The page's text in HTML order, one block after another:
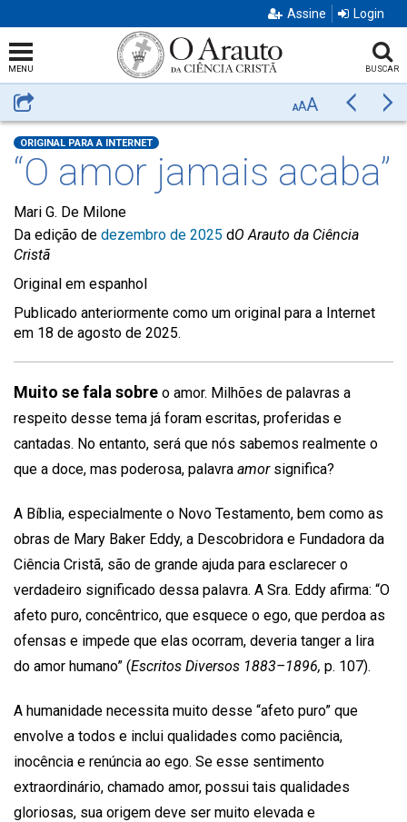
Assine Login
MENU BUSCAR
Compartilhar AAA Anterior
ORIGINAL PARA A INTERNET
“O amor jamais acaba”
Mari G. De Milone
Da edição de dezembro de 2025 dO Arauto da Ciência
Cristã
Original em espanhol
Publicado anteriormente como um original para a Internet
em 18 de agosto de 2025.
Muito se fala sobre o amor. Milhões de palavras a
respeito desse tema já foram escritas, proferidas e
cantadas. No entanto, será que nós sabemos realmente o
que a doce, mas poderosa, palavra amor significa?
A Bíblia, especialmente o Novo Testamento, bem como as
obras de Mary Baker Eddy, a Descobridora e Fundadora da
Ciência Cristã, são de grande ajuda para esclarecer o
verdadeiro significado dessa palavra. A Sra. Eddy afirma: “O
afeto puro, concêntrico, que esquece o ego, que perdoa as
ofensas e impede que elas ocorram, deveria tanger a lira
do amor humano” (Escritos Diversos 1883–1896, p. 107).
A humanidade necessita muito desse “afeto puro” que
envolve a todos e inclui qualidades como paciência,
inocência e renúncia ao ego. Se esse sentimento
extraordinário, chamado amor, possui tais qualidades
gloriosas, sua origem deve ser muito elevada e